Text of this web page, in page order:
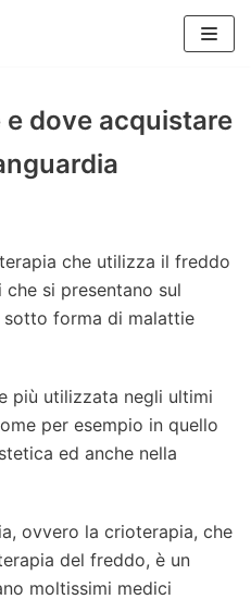
e dove acquistare
che utilizza il freddo
si presentano sul
sotto forma di malattie
più utilizzata negli ultimi
per esempio in quello
ed anche nella
ovvero la crioterapia, che
del freddo, è un
moltissimi medici